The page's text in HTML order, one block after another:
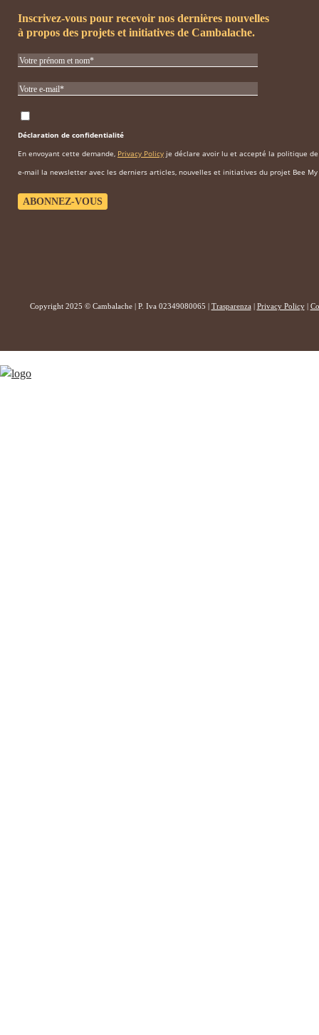
Inscrivez-vous pour recevoir nos dernières nouvelles
à propos des projets et initiatives de Cambalache.
Déclaration de confidentialité
En envoyant cette demande, Privacy Policy je déclare avoir lu et accepté la politique
e-mail la newsletter avec les derniers articles, nouvelles et initiatives du projet Bee My
Copyright 2025 © Cambalache | P. Iva 02349080065 | Trasparenza | Privacy Policy|